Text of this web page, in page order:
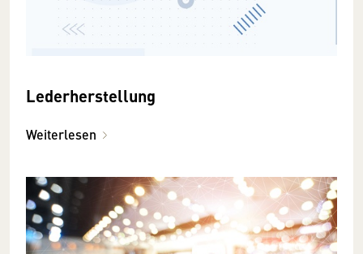
Lederherstellung
Weiterlesen